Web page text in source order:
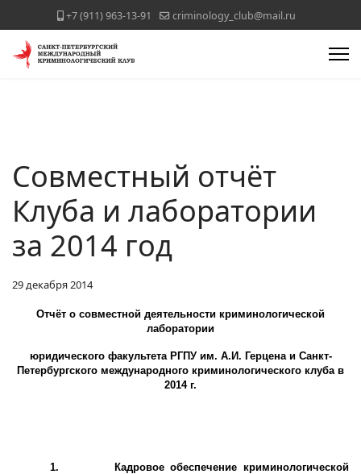
+7 (911) 963-13-91 criminology_club@mail.ru
Cовместный отчёт
Клуба и лаборатории
за 2014 год
29 декабря 2014
Отчёт о совместной деятельности криминологической
лаборатории
юридического факультета РГПУ им. А.И. Герцена и Санкт-
Петербургского международного криминологического клуба в
2014 г.
1.
Кадровое обеспечение криминологической